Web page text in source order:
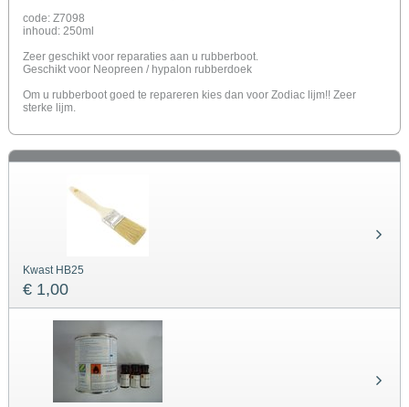
code: Z7098
inhoud: 250ml
Zeer geschikt voor reparaties aan u rubberboot.
Geschikt voor Neopreen / hypalon rubberdoek
Om u rubberboot goed te repareren kies dan voor Zodiac lijm!! Zeer
sterke lijm.
Kwast HB25
€ 1,00